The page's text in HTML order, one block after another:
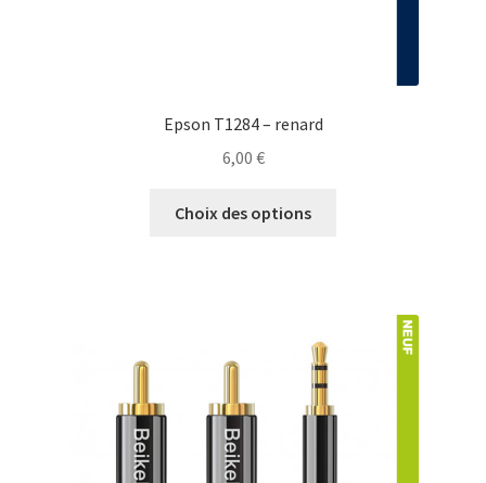
Epson T1284 – renard
6,00 €
Choix des options